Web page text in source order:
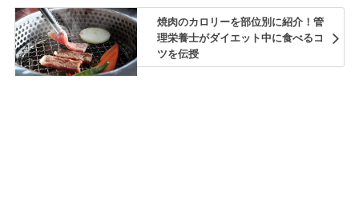
焼肉のカロリーを部位別に紹介！管
理栄養士がダイエット中に食べるコ
ツを伝授